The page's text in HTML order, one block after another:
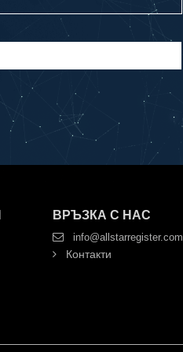
ВРЪЗКА С НАС
info@allstarregister.com
Контакти